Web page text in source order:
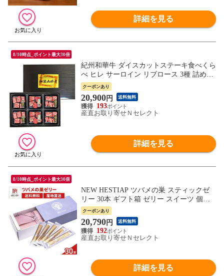
詳細を見る
8/10時点_ポイント最大30倍
紀州和華牛 ダイスカットステーキ食べくら
べ ヒレ サーロイン リブロース 3種 詰め合
わせ 牛肉 黒毛和牛 和歌山県産 和牛 ステ
ーキ肉 冷凍
クーポンあり
20,900円 送料無料
193
産直お取り寄せＮセレクト
詳細を見る
8/10時点_ポイント最大30倍
NEW HESTIAP ツバメの巣 スティックゼ
リー 30本 ギフト箱 ゼリー スイーツ 個包
装 ツバメの巣ゼリー マンゴー味 お取り寄
せ 天然ツバメの巣
クーポンあり
20,790円 送料無料
192
産直お取り寄せＮセレクト
詳細を見る